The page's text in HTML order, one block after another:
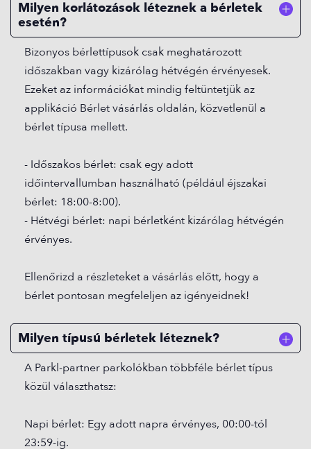
Milyen korlátozások léteznek a bérletek
esetén?
Bizonyos bérlettípusok csak meghatározott
időszakban vagy kizárólag hétvégén érvényesek.
Ezeket az információkat mindig feltüntetjük az
applikáció Bérlet vásárlás oldalán, közvetlenül a
bérlet típusa mellett.
- Időszakos bérlet: csak egy adott
időintervallumban használható (például éjszakai
bérlet: 18:00-8:00).
- Hétvégi bérlet: napi bérletként kizárólag hétvégén
érvényes.
Ellenőrizd a részleteket a vásárlás előtt, hogy a
bérlet pontosan megfeleljen az igényeidnek!
Milyen típusú bérletek léteznek?
A Parkl-partner parkolókban többféle bérlet típus
közül választhatsz:
Napi bérlet: Egy adott napra érvényes, 00:00-tól
23:59-ig.
GYAKORI KÉRDÉSEK
KARRIER
KIJELENTKEZÉS
BEJELENTKEZÉS